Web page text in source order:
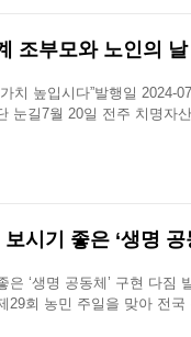
조부모와 노인의
치 높입시다”발행일 2024-
눈길7월 20일 전주 치명자
시기 좋은 ‘생명
은 ‘생명 공동체’ 구현 다
29회 농민 주일을 맞아 전